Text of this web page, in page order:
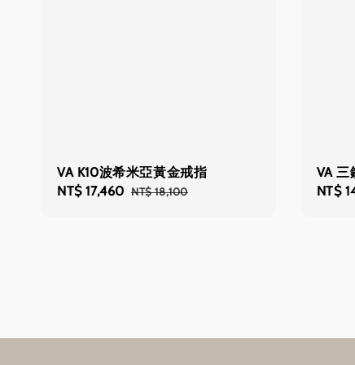
VA K10波希米亞黃金戒指
Sale
NT$ 17,460 Regular
NT$ 18,100
VA 三
Sale
NT$